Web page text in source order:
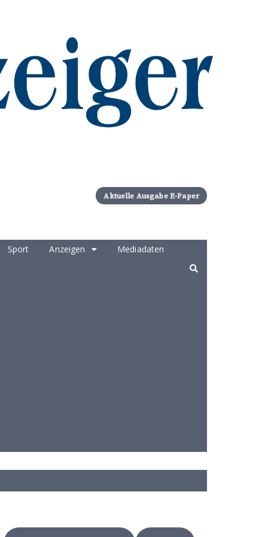
Aktuelle Ausgabe E-Paper
Sport Anzeigen
Mediadaten